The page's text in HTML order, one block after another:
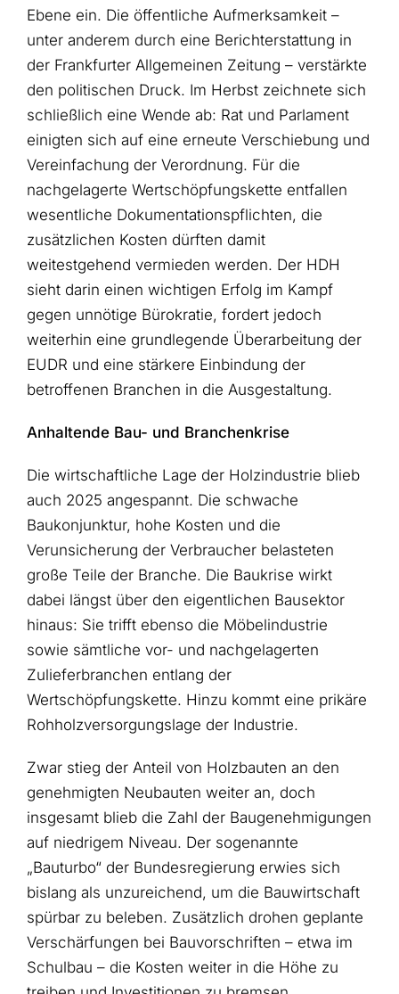
Ebene ein. Die öffentliche Aufmerksamkeit –
unter anderem durch eine Berichterstattung in
der Frankfurter Allgemeinen Zeitung – verstärkte
den politischen Druck. Im Herbst zeichnete sich
schließlich eine Wende ab: Rat und Parlament
einigten sich auf eine erneute Verschiebung und
Vereinfachung der Verordnung. Für die
nachgelagerte Wertschöpfungskette entfallen
wesentliche Dokumentationspflichten, die
zusätzlichen Kosten dürften damit
weitestgehend vermieden werden. Der HDH
sieht darin einen wichtigen Erfolg im Kampf
gegen unnötige Bürokratie, fordert jedoch
weiterhin eine grundlegende Überarbeitung der
EUDR und eine stärkere Einbindung der
betroffenen Branchen in die Ausgestaltung.
Anhaltende Bau- und Branchenkrise
Die wirtschaftliche Lage der Holzindustrie blieb
auch 2025 angespannt. Die schwache
Baukonjunktur, hohe Kosten und die
Verunsicherung der Verbraucher belasteten
große Teile der Branche. Die Baukrise wirkt
dabei längst über den eigentlichen Bausektor
hinaus: Sie trifft ebenso die Möbelindustrie
sowie sämtliche vor- und nachgelagerten
Zulieferbranchen entlang der
Wertschöpfungskette. Hinzu kommt eine prikäre
Rohholzversorgungslage der Industrie.
Zwar stieg der Anteil von Holzbauten an den
genehmigten Neubauten weiter an, doch
insgesamt blieb die Zahl der Baugenehmigungen
auf niedrigem Niveau. Der sogenannte
„Bauturbo“ der Bundesregierung erwies sich
bislang als unzureichend, um die Bauwirtschaft
spürbar zu beleben. Zusätzlich drohen geplante
Verschärfungen bei Bauvorschriften – etwa im
Schulbau – die Kosten weiter in die Höhe zu